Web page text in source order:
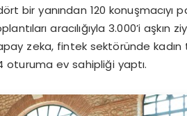
bir yanından 120 konuşmacıyı
aracılığıyla 3.000’i aşkın
zeka, fintek sektöründe kadın
oturuma ev sahipliği yaptı.